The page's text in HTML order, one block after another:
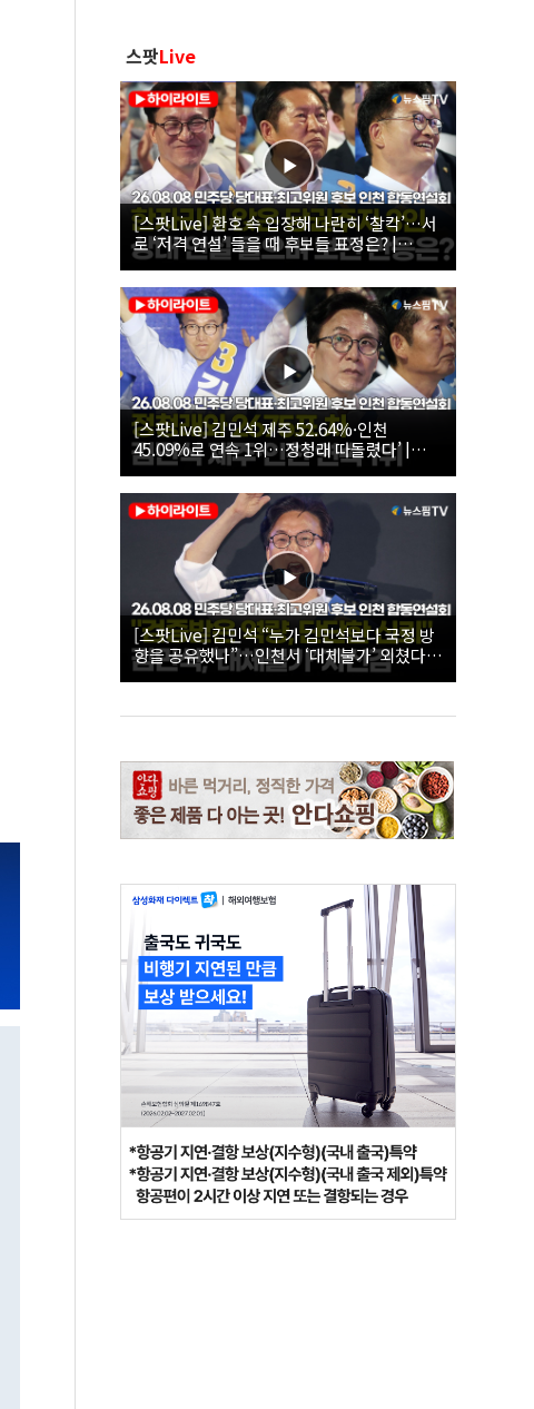
스팟Live
[스팟Live] 환호 속 입장해 나란히 ‘찰칵’…서
로 ‘저격 연설’ 들을 때 후보들 표정은? |
26.08.08 더불어민주당 당대표·최고위원 후
보 인천 합동연설회
[스팟Live] 김민석 제주 52.64%·인천
45.09%로 연속 1위…정청래 따돌렸다’ |
26.08.08 더불어민주당 당대표·최고위원 후
보 인천 합동연설회
[스팟Live] 김민석 “누가 김민석보다 국정 방
향을 공유했나”…인천서 ‘대체불가’ 외쳤다 |
26.08.08 더불어민주당 당대표·최고위원 후